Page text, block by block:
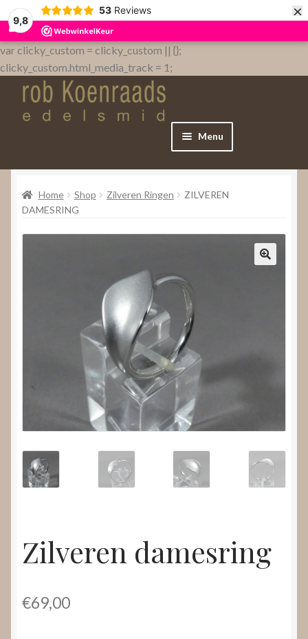
9,8
53 Reviews ×
var clicky_custom = clicky_custom || {};
clicky_custom.html_media_track = 1;
Menu
Home
WebShop
uitvouwen
Home Shop Zilveren Ringen
ZILVEREN
DAMESRING
Zilveren damesring
€69,00